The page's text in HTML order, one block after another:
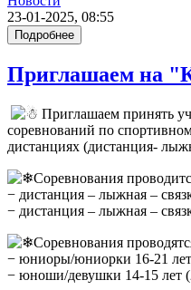
23-01-2025, 08:55
Подробнее
Приглашаем на
Приглашаем принять
соревнований по
дистанциях (дистанция-
Соревнования
− дистанция – лыжная –
− дистанция – лыжная –
Соревнования
− юниоры/юниорки 16-21 лет
− юноши/девушки 14-15 лет